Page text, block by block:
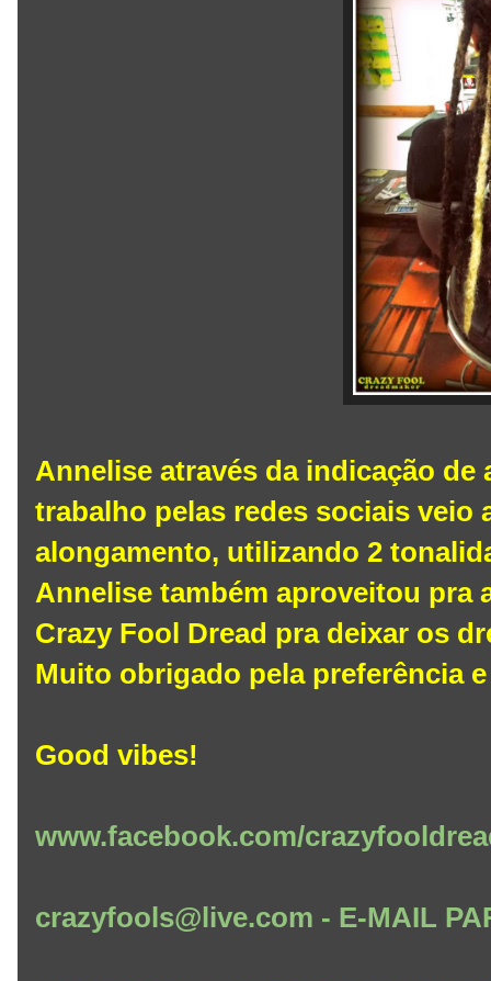
Annelise através da indicação
trabalho pelas redes sociais veio
alongamento, utilizando 2
Annelise também aproveitou pra
Crazy Fool Dread pra deixar os
Muito obrigado pela preferência
Good vibes!
www.facebook.com/
crazyfools@live.com - E-MAIL